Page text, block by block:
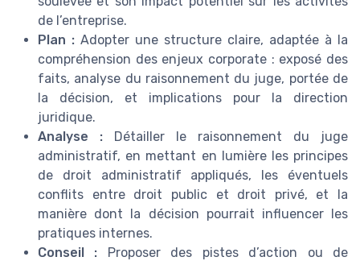
de l’entreprise.
Plan : Adopter une structure claire, adaptée à la
compréhension des enjeux corporate : exposé des
faits, analyse du raisonnement du juge, portée de
la décision, et implications pour la direction
juridique.
Analyse : Détailler le raisonnement du juge
administratif, en mettant en lumière les principes
de droit administratif appliqués, les éventuels
conflits entre droit public et droit privé, et la
manière dont la décision pourrait influencer les
pratiques internes.
Conseil : Proposer des pistes d’action ou de